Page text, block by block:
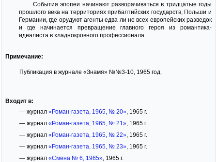
События эпопеи начинают разворачиваться в тридцатые годы
прошлого века на территориях прибалтийских государств, Польши и
Германии, где орудуют агенты едва ли не всех европейских разведок
и где начинается превращение главного героя из романтика-
идеалиста в хладнокровного профессионала.
Примечание:
Публикация в журнале «Знамя» №№3-10, 1965 год.
Входит в:
— журнал «Роман-газета, 1965, № 20», 1965 г.
— журнал «Роман-газета, 1965, № 21», 1965 г.
— журнал «Роман-газета, 1965, № 22», 1965 г.
— журнал «Роман-газета, 1965, № 23», 1965 г.
— журнал «Смена № 6, 1965», 1965 г.